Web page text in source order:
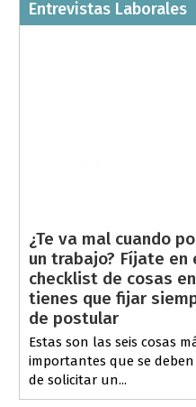
Entrevistas Laborales
¿Te va mal cuando
un trabajo? Fíjate en
checklist de cosas
tienes que fijar
de postular
Estas son las seis cosas
importantes que se
de solicitar un...